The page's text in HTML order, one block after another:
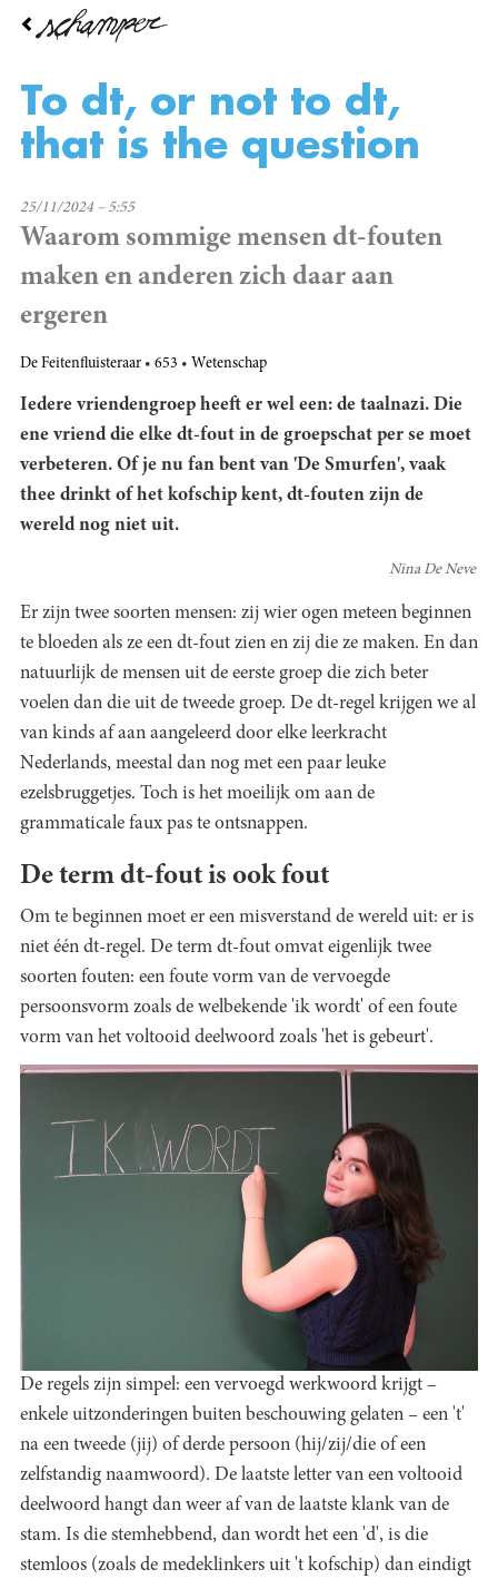
Overslaan
inhoud
To dt, or not to dt,
that is the question
25/11/2024 – 5:55
Waarom sommige mensen dt-fouten
maken en anderen zich daar aan
ergeren
De Feitenfluisteraar 653 Wetenschap
Iedere vriendengroep heeft er wel een: de taalnazi. Die
ene vriend die elke dt-fout in de groepschat per se moet
verbeteren. Of je nu fan bent van 'De Smurfen', vaak
thee drinkt of het kofschip kent, dt-fouten zijn de
wereld nog niet uit.
Nina De Neve
Er zijn twee soorten mensen: zij wier ogen meteen beginnen
te bloeden als ze een dt-fout zien en zij die ze maken. En dan
natuurlijk de mensen uit de eerste groep die zich beter
voelen dan die uit de tweede groep. De dt-regel krijgen we al
van kinds af aan aangeleerd door elke leerkracht
Nederlands, meestal dan nog met een paar leuke
ezelsbruggetjes. Toch is het moeilijk om aan de
grammaticale faux pas te ontsnappen.
De term dt-fout is ook fout
Om te beginnen moet er een misverstand de wereld uit: er is
niet één dt-regel. De term dt-fout omvat eigenlijk twee
soorten fouten: een foute vorm van de vervoegde
persoonsvorm zoals de welbekende 'ik wordt' of een foute
vorm van het voltooid deelwoord zoals 'het is gebeurt'.
De regels zijn simpel: een vervoegd werkwoord krijgt –
enkele uitzonderingen buiten beschouwing gelaten – een 't'
na een tweede (jij) of derde persoon (hij/zij/die of een
zelfstandig naamwoord). De laatste letter van een voltooid
deelwoord hangt dan weer af van de laatste klank van de
stam. Is die stemhebbend, dan wordt het een 'd', is die
stemloos (zoals de medeklinkers uit 't kofschip) dan eindigt